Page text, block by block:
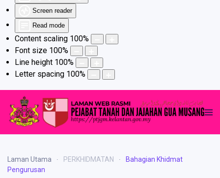
Screen reader
Read mode
Content scaling 100%
Font size 100%
Line height 100%
Letter spacing 100%
Laman Utama PERKHIDMATAN
Bahagian Khidmat
Pengurusan